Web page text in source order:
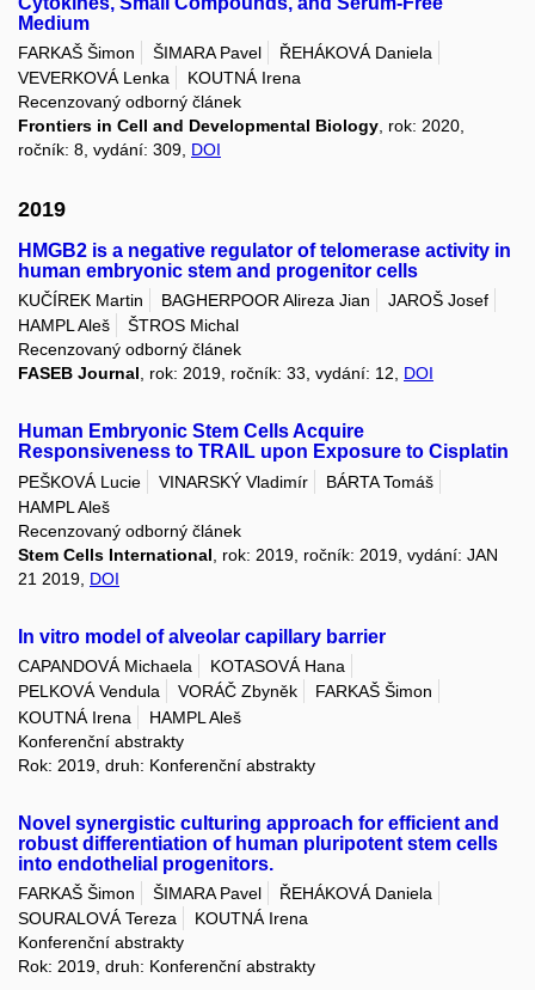
Medium
FARKAŠ Šimon ŠIMARA Pavel
ŘEHÁKOVÁ Daniela
VEVERKOVÁ Lenka
KOUTNÁ Irena
Recenzovaný odborný článek
Frontiers in Cell and Developmental Biology, rok: 2020,
ročník: 8, vydání: 309, DOI
2019
HMGB2 is a negative regulator of telomerase activity in
human embryonic stem and progenitor cells
KUČÍREK Martin BAGHERPOOR Alireza Jian
JAROŠ Josef
HAMPL Aleš
ŠTROS Michal
Recenzovaný odborný článek
FASEB Journal, rok: 2019, ročník: 33, vydání: 12, DOI
Human Embryonic Stem Cells Acquire
Responsiveness to TRAIL upon Exposure to Cisplatin
PEŠKOVÁ Lucie VINARSKÝ Vladimír
BÁRTA Tomáš
HAMPL Aleš
Recenzovaný odborný článek
Stem Cells International , rok: 2019, ročník: 2019, vydání: JAN
21 2019, DOI
In vitro model of alveolar capillary barrier
CAPANDOVÁ Michaela
KOTASOVÁ Hana
PELKOVÁ Vendula
VORÁČ Zbyněk
FARKAŠ Šimon
KOUTNÁ Irena
HAMPL Aleš
Konferenční abstrakty
Rok: 2019, druh: Konferenční abstrakty
Novel synergistic culturing approach for efficient and
robust differentiation of human pluripotent stem cells
into endothelial progenitors.
FARKAŠ Šimon ŠIMARA Pavel
ŘEHÁKOVÁ Daniela
SOURALOVÁ Tereza
KOUTNÁ Irena
Konferenční abstrakty
Rok: 2019, druh: Konferenční abstrakty